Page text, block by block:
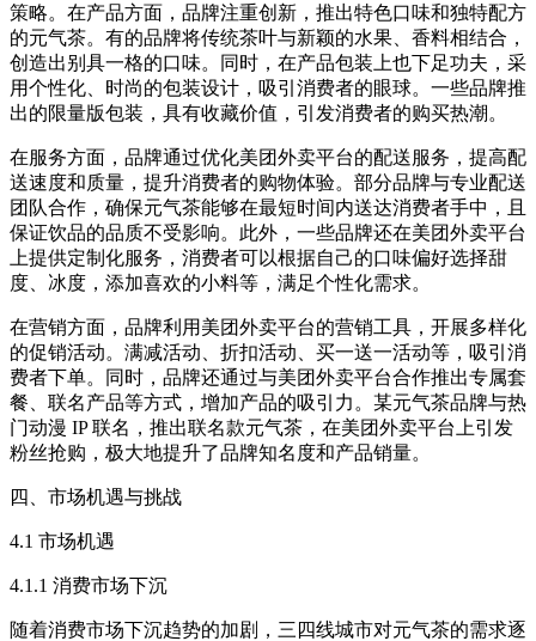
策略。在产品方面，品牌注重创新，推出特色口味和独特配方
的元气茶。有的品牌将传统茶叶与新颖的水果、香料相结合，
创造出别具一格的口味。同时，在产品包装上也下足功夫，采
用个性化、时尚的包装设计，吸引消费者的眼球。一些品牌推
出的限量版包装，具有收藏价值，引发消费者的购买热潮。​
在服务方面，品牌通过优化美团外卖平台的配送服务，提高配
送速度和质量，提升消费者的购物体验。部分品牌与专业配送
团队合作，确保元气茶能够在最短时间内送达消费者手中，且
保证饮品的品质不受影响。此外，一些品牌还在美团外卖平台
上提供定制化服务，消费者可以根据自己的口味偏好选择甜
度、冰度，添加喜欢的小料等，满足个性化需求。​
在营销方面，品牌利用美团外卖平台的营销工具，开展多样化
的促销活动。满减活动、折扣活动、买一送一活动等，吸引消
费者下单。同时，品牌还通过与美团外卖平台合作推出专属套
餐、联名产品等方式，增加产品的吸引力。某元气茶品牌与热
门动漫 IP 联名，推出联名款元气茶，在美团外卖平台上引发
粉丝抢购，极大地提升了品牌知名度和产品销量。​
四、市场机遇与挑战​
4.1 市场机遇​
4.1.1 消费市场下沉​
随着消费市场下沉趋势的加剧，三四线城市对元气茶的需求逐